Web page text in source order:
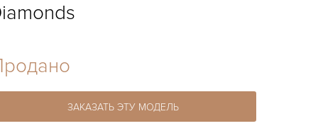
ЗАКАЗАТЬ ЭТУ МОДЕЛЬ